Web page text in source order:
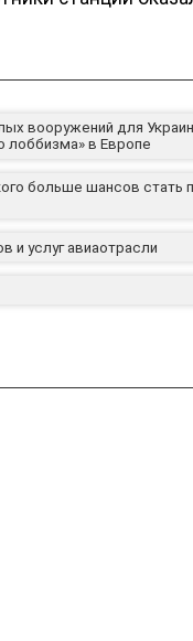
вооружений для
лоббизма» в Европе
больше шансов стать
и услуг авиаотрасли